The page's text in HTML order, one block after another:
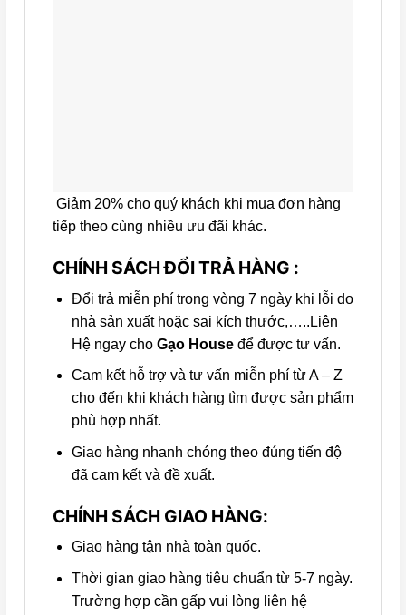
Giảm 20% cho quý khách khi mua đơn hàng
tiếp theo cùng nhiều ưu đãi khác.
CHÍNH SÁCH ĐỔI TRẢ HÀNG :
Đổi trả miễn phí trong vòng 7 ngày khi lỗi do
nhà sản xuất hoặc sai kích thước,…..Liên
Hệ ngay cho Gạo Houseđể được tư vấn.
Cam kết hỗ trợ và tư vấn miễn phí từ A – Z
cho đến khi khách hàng tìm được sản phẩm
phù hợp nhất.
Giao hàng nhanh chóng theo đúng tiến độ
đã cam kết và đề xuất.
CHÍNH SÁCH GIAO HÀNG:
Giao hàng tận nhà toàn quốc.
Thời gian giao hàng tiêu chuẩn từ 5-7 ngày.
Trường hợp cần gấp vui lòng liên hệ